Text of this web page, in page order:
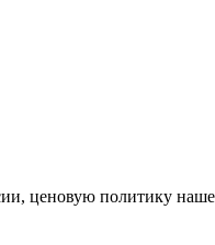
ценовую политику